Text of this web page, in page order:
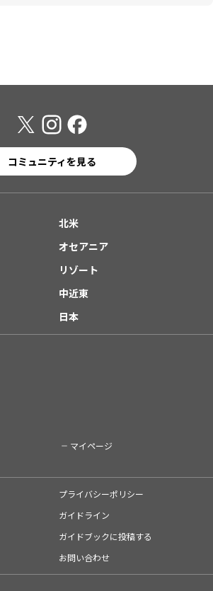
コミュニティを見る
北米
オセアニア
リゾート
中近東
日本
マイページ
プライバシーポリシー
ガイドライン
ガイドブックに投稿する
お問い合わせ